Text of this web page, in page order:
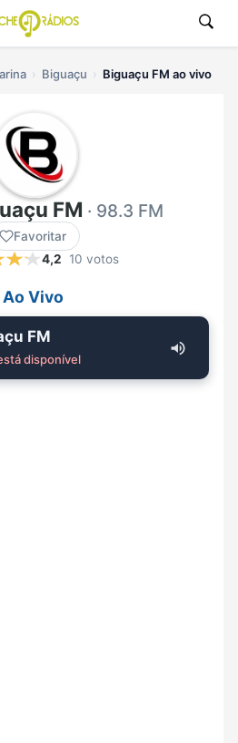
Biguaçu Biguaçu FM ao vivo
FM · 98.3 FM
Favoritar
4,2
10 votos
Ao Vivo
FM
disponível